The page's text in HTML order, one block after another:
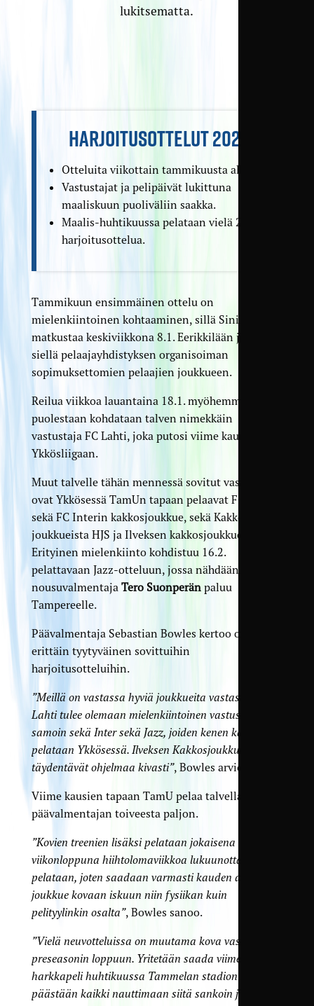
lukitsematta.
HARJOITUSOTTELUT 2025
Otteluita viikottain tammikuusta alkaen.
Vastustajat ja pelipäivät lukittuna
maaliskuun puoliväliin saakka.
Maalis-huhtikuussa pelataan vielä 2–3
harjoitusottelua.
Tammikuun ensimmäinen ottelu on
mielenkiintoinen kohtaaminen, sillä Sinipaidat
matkustaa keskiviikkona 8.1. Eerikkilään ja kohtaa
siellä pelaajayhdistyksen organisoiman
sopimuksettomien pelaajien joukkueen.
Reilua viikkoa lauantaina 18.1. myöhemmin
puolestaan kohdataan talven nimekkäin
vastustaja FC Lahti, joka putosi viime kaudella
Ykkösliigaan.
Muut talvelle tähän mennessä sovitut vastustajat
ovat Ykkösessä TamUn tapaan pelaavat FC Jazz
sekä FC Interin kakkosjoukkue, sekä Kakkosen
joukkueista HJS ja Ilveksen kakkosjoukkue.
Erityinen mielenkiinto kohdistuu 16.2.
pelattavaan Jazz-otteluun, jossa nähdään
nousuvalmentaja Tero Suonperänpaluu
Tampereelle.
Päävalmentaja Sebastian Bowles kertoo olevansa
erittäin tyytyväinen sovittuihin
harjoitusotteluihin.
”Meillä on vastassa hyviä joukkueita vastassa. FC
Lahti tulee olemaan mielenkiintoinen vastus, ja
samoin sekä Inter sekä Jazz, joiden kenen kanssa
pelataan Ykkösessä. Ilveksen Kakkosjoukkue ja HJS
täydentävät ohjelmaa kivasti”, Bowles arvioi.
Viime kausien tapaan TamU pelaa talvella
päävalmentajan toiveesta paljon.
”Kovien treenien lisäksi pelataan jokaisena
viikonloppuna hiihtolomaviikkoa lukuunottamatta
pelataan, joten saadaan varmasti kauden alkuun
joukkue kovaan iskuun niin fysiikan kuin
pelityylinkin osalta”, Bowles sanoo.
”Vielä neuvotteluissa on muutama kova vastustaja
preseasonin loppuun. Yritetään saada viimeinen
harkkapeli huhtikuussa Tammelan stadionille, jotta
päästään kaikki nauttimaan siitä sankoin joukoin.”